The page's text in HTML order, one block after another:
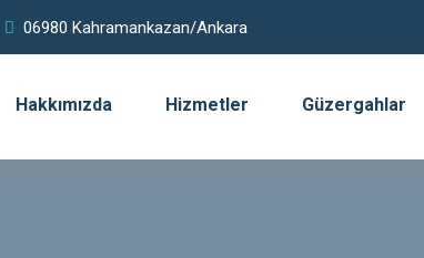
06980 Kahramankazan/Ankara
Hakkımızda Hizmetler Güzergahlar